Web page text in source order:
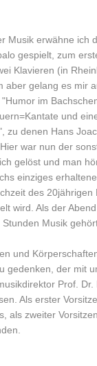
Musik erwähne
gespielt, zum
Klavieren (in
aber gelang es mir
im
und
zu denen Hans
war nun der
gelöst und man
einziges
des
wird. Als der
Musik
und
gedenken, der mit
Prof.
Als erster
als zweiter